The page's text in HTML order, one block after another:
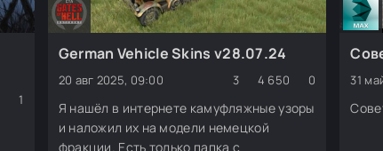
1
German Vehicle Skins v28.07.24
20 авг 2025, 09:00 3 4 650 0
Я нашёл в интернете камуфляжные узоры
и наложил их на модели немецкой
фракции. Есть только папка с
31